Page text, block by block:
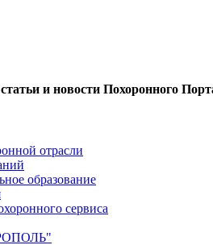
и новости Похоронного
отрасли
образование
сервиса